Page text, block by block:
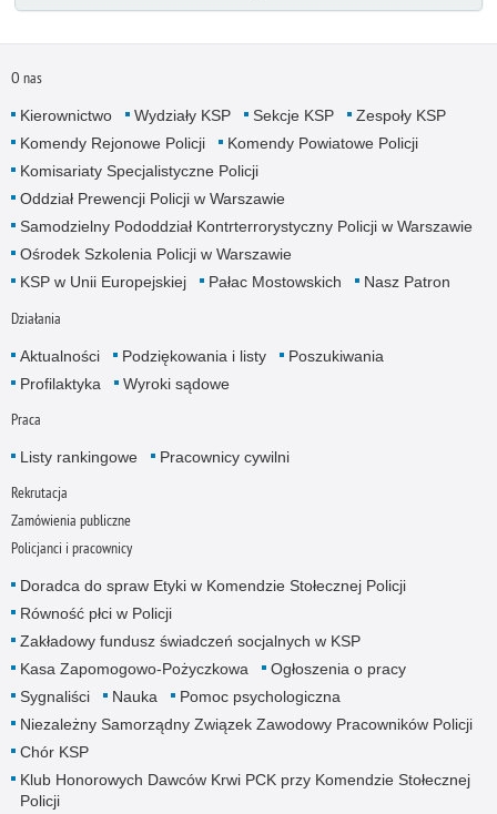
O nas
Kierownictwo Wydziały KSP Sekcje KSP
Zespoły KSP
Komendy Rejonowe Policji
Komendy Powiatowe Policji
Komisariaty Specjalistyczne Policji
Oddział Prewencji Policji w Warszawie
Samodzielny Pododdział Kontrterrorystyczny Policji w Warszawie
Ośrodek Szkolenia Policji w Warszawie
KSP w Unii Europejskiej
Pałac Mostowskich Nasz Patron
Działania
Aktualności Podziękowania i listy
Poszukiwania
Profilaktyka
Wyroki sądowe
Praca
Listy rankingowe Pracownicy cywilni
Rekrutacja
Zamówienia publiczne
Policjanci i pracownicy
Doradca do spraw Etyki w Komendzie Stołecznej Policji
Równość płci w Policji
Zakładowy fundusz świadczeń socjalnych w KSP
Kasa Zapomogowo-Pożyczkowa
Ogłoszenia o pracy
Sygnaliści
Nauka
Pomoc psychologiczna
Niezależny Samorządny Związek Zawodowy Pracowników Policji
Chór KSP
Klub Honorowych Dawców Krwi PCK przy Komendzie Stołecznej
Policji